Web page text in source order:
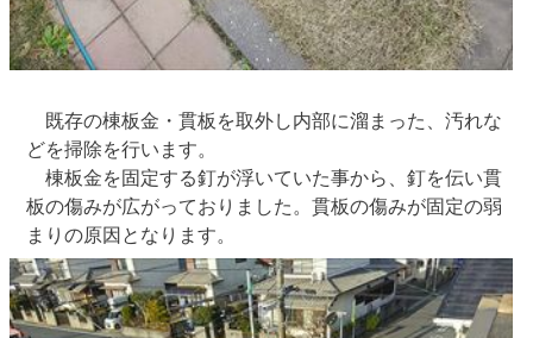
既存の棟板金・貫板を取外し内部に溜まった、汚れな
どを掃除を行います。
棟板金を固定する釘が浮いていた事から、釘を伝い貫
板の傷みが広がっておりました。貫板の傷みが固定の弱
まりの原因となります。